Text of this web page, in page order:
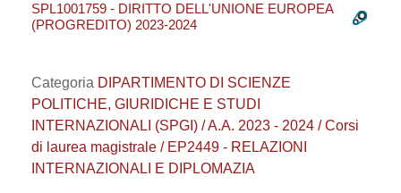
SPL1001759 - DIRITTO DELL'UNIONE EUROPEA
(PROGREDITO) 2023-2024
Categoria DIPARTIMENTO DI SCIENZE
POLITICHE, GIURIDICHE E STUDI
INTERNAZIONALI (SPGI) / A.A. 2023 - 2024 / Corsi
di laurea magistrale / EP2449 - RELAZIONI
INTERNAZIONALI E DIPLOMAZIA